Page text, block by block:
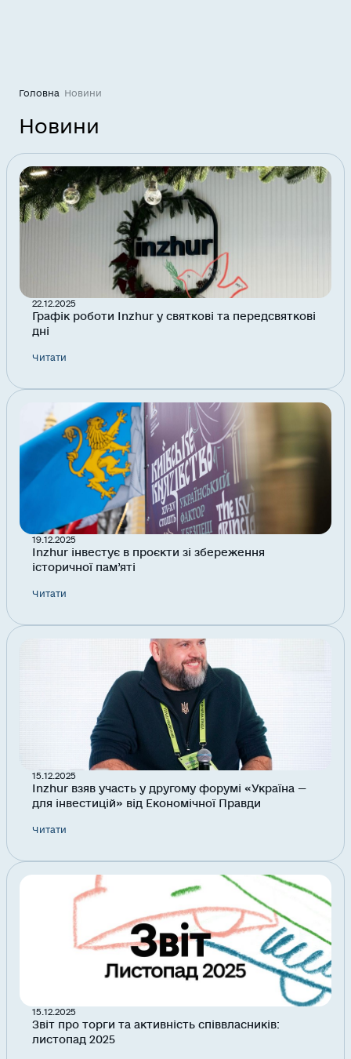
Головна Новини
Новини
22.12.2025
Графік роботи Inzhur у святкові та передсвяткові
дні
Читати
19.12.2025
Inzhur інвестує в проєкти зі збереження
історичної пам’яті
Читати
15.12.2025
Inzhur взяв участь у другому форумі «Україна —
для інвестицій» від Економічної Правди
Читати
15.12.2025
Звіт про торги та активність співвласників:
листопад 2025